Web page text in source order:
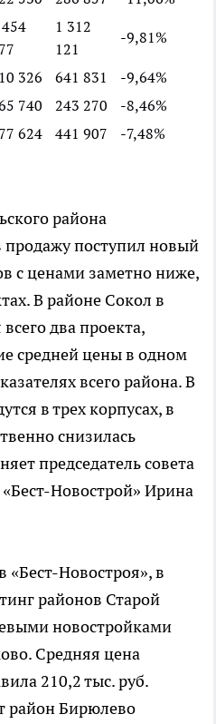
454
1 312
121
-9,81%
326 641 831
-9,64%
740 243 270
-8,46%
624 441 907 -7,48%
района
продажу поступил новый
с ценами заметно ниже,
В районе Сокол в
два проекта,
средней цены в одном
всего района. В
в трех корпусах, в
снизилась
председатель совета
Новострой» Ирина
Новостроя», в
районов Старой
новостройками
Средняя цена
210,2 тыс. руб.
район Бирюлево